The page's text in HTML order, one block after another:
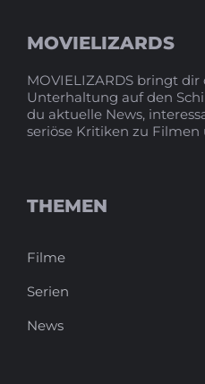
MOVIELIZARDS
MOVIELIZARDS bringt
Unterhaltung auf den
du aktuelle News,
seriöse Kritiken zu Filmen
THEMEN
Filme
Serien
News